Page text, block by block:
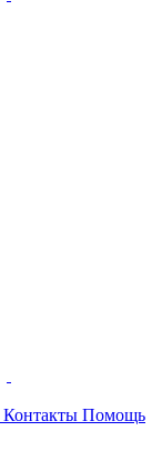
Контакты Помощь